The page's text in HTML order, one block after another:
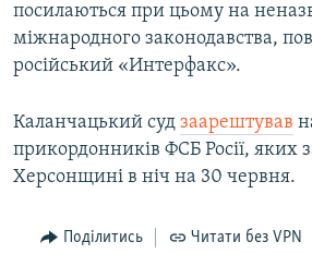
посилаються при цьому на
міжнародного законодавства,
російський «Интерфакс».
Каланчацький суд заарештував
прикордонників ФСБ Росії, яких
Херсонщині в ніч на 30 червня.
Поділитись Читати без VPN